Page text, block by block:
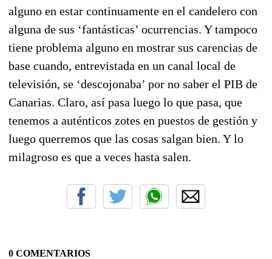
alguno en estar continuamente en el candelero con
alguna de sus ‘fantásticas’ ocurrencias. Y tampoco
tiene problema alguno en mostrar sus carencias de
base cuando, entrevistada en un canal local de
televisión, se ‘descojonaba’ por no saber el PIB de
Canarias. Claro, así pasa luego lo que pasa, que
tenemos a auténticos zotes en puestos de gestión y
luego querremos que las cosas salgan bien. Y lo
milagroso es que a veces hasta salen.
0 COMENTARIOS